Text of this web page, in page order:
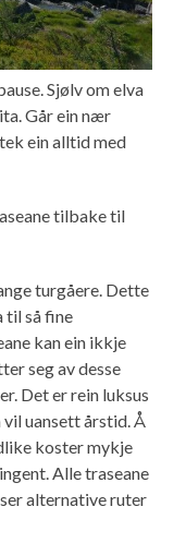
Sjølv om elva
Går ein nær
ein alltid med
tilbake til
turgåere. Dette
til så fine
kan ein ikkje
seg av desse
Det er rein luksus
uansett årstid. Å
koster mykje
Alle traseane
alternative ruter